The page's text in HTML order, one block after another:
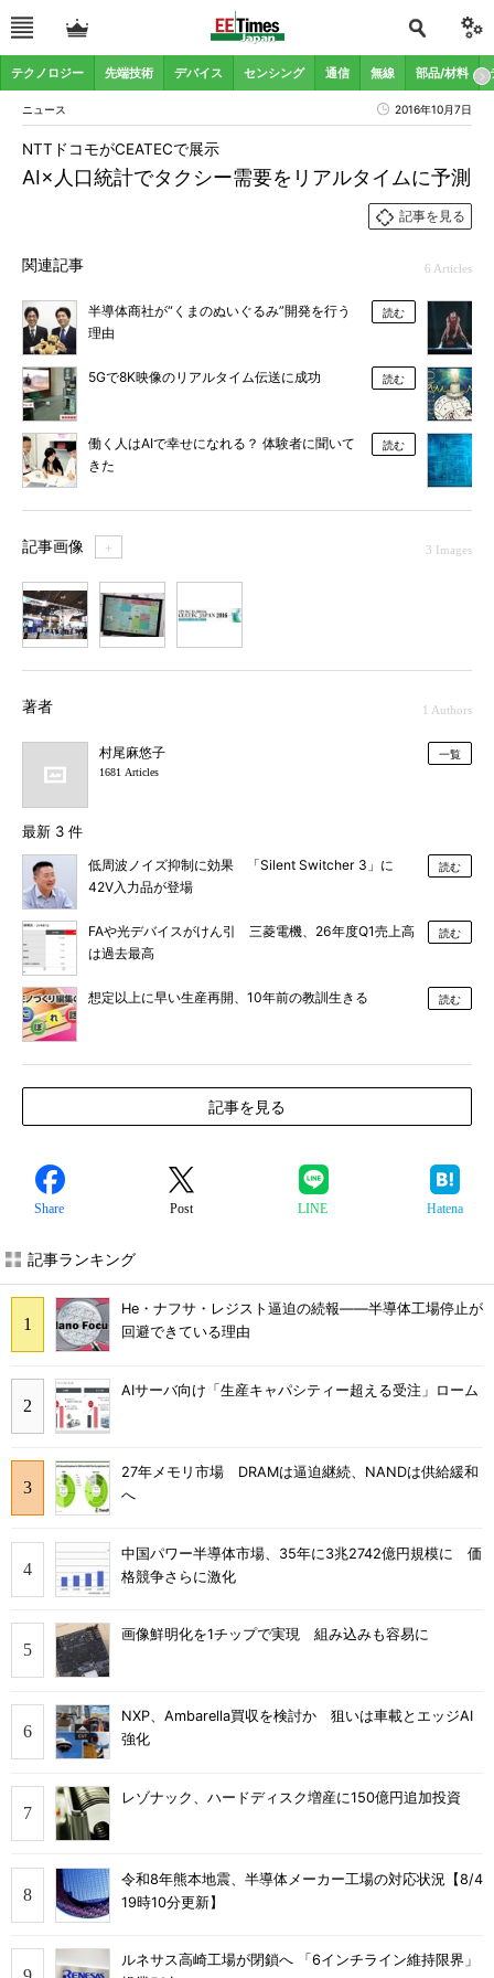
テクノロジー 先端技術 デバイス センシング 通信 無線 部品/材料
ニュース 2016年10月7日
AI×人口統計でタクシー需要をリアルタイムに予測
NTTドコモがCEATECで展示
記事を見る
関連記事 6 Articles
半導体商社が“くまのぬいぐるみ”開発を行う
理由
読む
5Gで8K映像のリアルタイム伝送に成功 読む
働く人はAIで幸せになれる？ 体験者に聞いて
きた
読む
記事画像 ＋ 3 Images
著者 1 Authors
村尾麻悠子
1681 Articles
一覧
最新 3 件
低周波ノイズ抑制に効果 「Silent Switcher 3」に
42V入力品が登場
読む
FAや光デバイスがけん引 三菱電機、26年度Q1売上高
は過去最高
読む
想定以上に早い生産再開、10年前の教訓生きる 読む
記事を見る
Share Post LINE Hatena
記事ランキング
He・ナフサ・レジスト逼迫の続報――半導体工場停止が
回避できている理由
AIサーバ向け「生産キャパシティー超える受注」ローム
27年メモリ市場 DRAMは逼迫継続、NANDは供給緩和
へ
中国パワー半導体市場、35年に3兆2742億円規模に 価
格競争さらに激化
画像鮮明化を1チップで実現 組み込みも容易に
NXP、Ambarella買収を検討か 狙いは車載とエッジAI
強化
レゾナック、ハードディスク増産に150億円追加投資
令和8年熊本地震、半導体メーカー工場の対応状況【8/4
19時10分更新】
ルネサス高崎工場が閉鎖へ 「6インチライン維持限界」